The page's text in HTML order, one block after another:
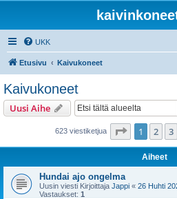
UKK
Etusivu Kaivukoneet
Kaivukoneet
Uusi Aihe
623 viestiketjua Sivu /25
1 2 3
Aiheet
Hundai ajo ongelma
Uusin viesti Kirjoittaja Jappi « 26 Huhti
Vastaukset: 1